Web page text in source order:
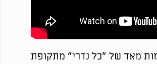
מאד של "כל נדרי" מתקופת